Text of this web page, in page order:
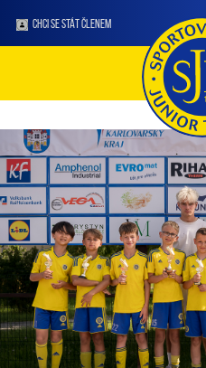
CHCI SE STÁT ČLENEM